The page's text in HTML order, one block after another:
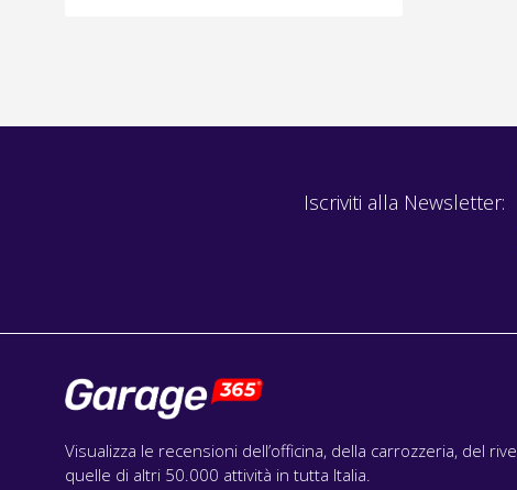
Iscriviti alla Newsletter:
Visualizza le recensioni dell’officina, della carrozzeria, del
quelle di altri 50.000 attività in tutta Italia.